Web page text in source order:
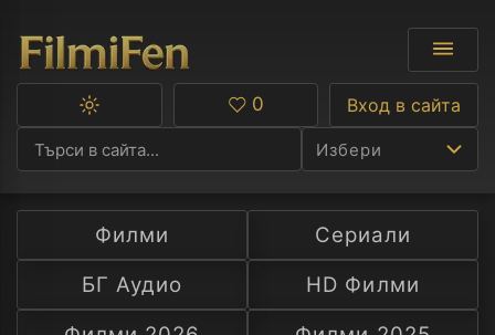
Избери
Ф
С
Превключване
тъмна
тема
Любими
0 Вход в сайта
Филми
Сериали
БГ Аудио
HD Филми